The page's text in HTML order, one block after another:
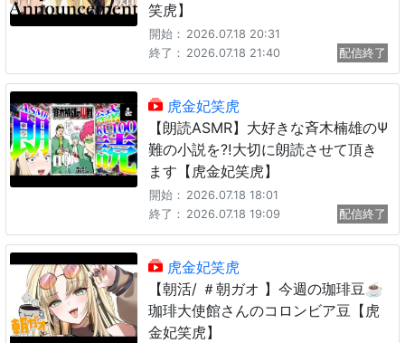
笑虎】
開始： 2026.07.18 20:31
終了： 2026.07.18 21:40 配信終了
虎金妃笑虎
【朗読ASMR】大好きな斉木楠雄のΨ
難の小説を⁈大切に朗読させて頂き
ます【虎金妃笑虎】
開始： 2026.07.18 18:01
終了： 2026.07.18 19:09 配信終了
虎金妃笑虎
【朝活/ ＃朝ガオ 】今週の珈琲豆☕
珈琲大使館さんのコロンビア豆【虎
金妃笑虎】